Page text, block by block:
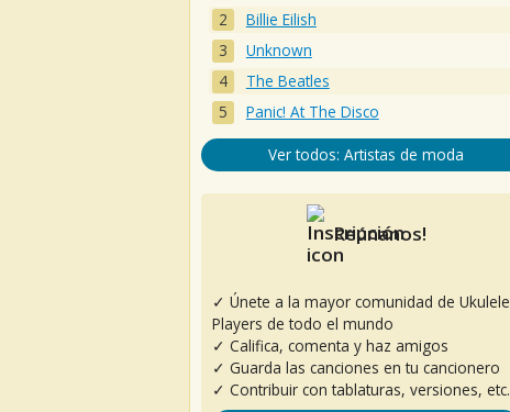
Billie Eilish
Unknown
The Beatles
Panic! At The Disco
Ver todos: Artistas de moda
Reúnanos!
✓ Únete a la mayor comunidad de Ukulele
Players de todo el mundo
✓ Califica, comenta y haz amigos
✓ Guarda las canciones en tu cancionero
✓ Contribuir con tablaturas, versiones, etc.